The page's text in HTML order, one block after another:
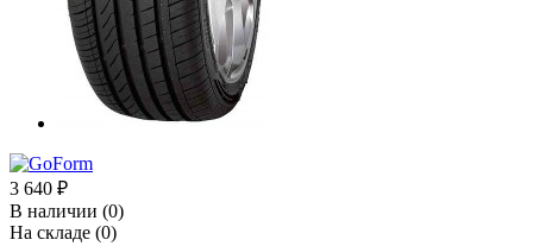
3 640 ₽
В наличии (0)
На складе (0)